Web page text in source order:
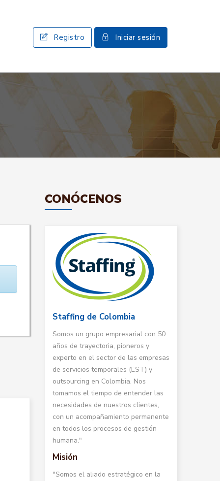
Registro Iniciar sesión
CONÓCENOS
Staffing de Colombia
Somos un grupo empresarial con 50
años de trayectoria, pioneros y
experto en el sector de las empresas
de servicios temporales (EST) y
outsourcing en Colombia. Nos
tomamos el tiempo de entender las
necesidades de nuestros clientes,
con un acompañamiento permanente
en todos los procesos de gestión
humana."
Misión
"Somos el aliado estratégico en la